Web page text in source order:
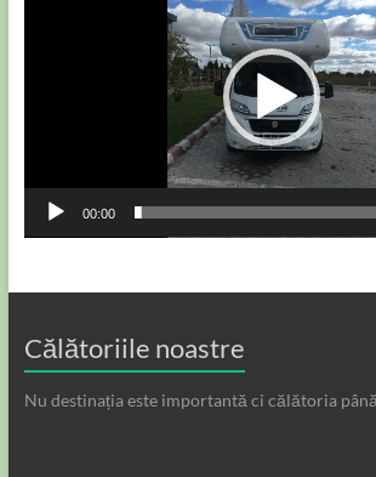
00:00
Călătoriile noastre
Nu destinația este importantă ci călătoria